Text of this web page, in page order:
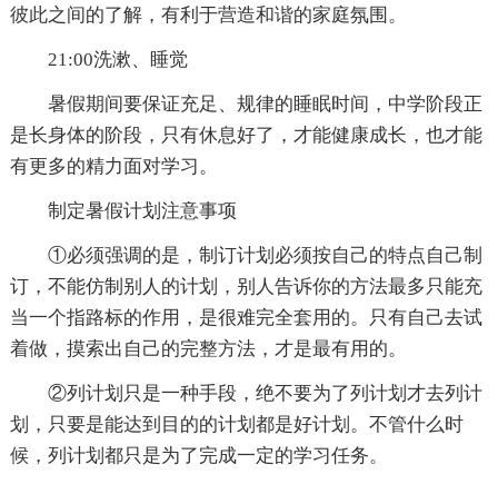
彼此之间的了解，有利于营造和谐的家庭氛围。
21:00洗漱、睡觉
暑假期间要保证充足、规律的睡眠时间，中学阶段正
是长身体的阶段，只有休息好了，才能健康成长，也才能
有更多的精力面对学习。
制定暑假计划注意事项
①必须强调的是，制订计划必须按自己的特点自己制
订，不能仿制别人的计划，别人告诉你的方法最多只能充
当一个指路标的作用，是很难完全套用的。只有自己去试
着做，摸索出自己的完整方法，才是最有用的。
②列计划只是一种手段，绝不要为了列计划才去列计
划，只要是能达到目的的计划都是好计划。不管什么时
候，列计划都只是为了完成一定的学习任务。